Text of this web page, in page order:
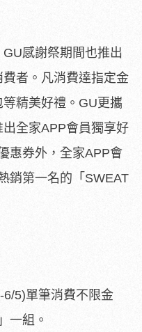
感謝祭期間也推出
費者。凡消費達指定金
精美好禮。GU更攜
全家APP會員獨享好
惠券外，全家APP會
銷第一名的「SWEAT
5)單筆消費不限金
一組。